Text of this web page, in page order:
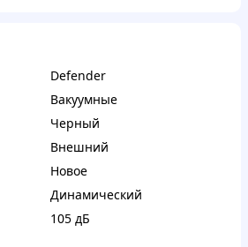
Defender
Вакуумные
Черный
Внешний
Новое
Динамический
105 дБ